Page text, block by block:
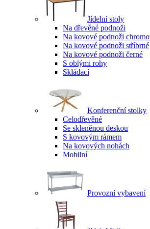
Jídelní stoly
Na dřevěné podnoži
Na kovové podnoži
Na kovové podnoži stříbrné
Na kovové podnoži černé
S oblými rohy
Skládací
Konferenční stolky
Celodřevěné
Se skleněnou deskou
S kovovým rámem
Na kovových nohách
Mobilní
Provozní vybavení